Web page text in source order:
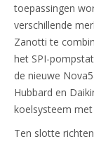
toepassingen
verschillende
Zanotti te
het SPI-
de nieuwe
Hubbard en
koelsysteem
Ten slotte